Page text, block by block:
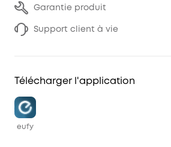
Garantie produit
Support client à vie
Télécharger l'application
eufy